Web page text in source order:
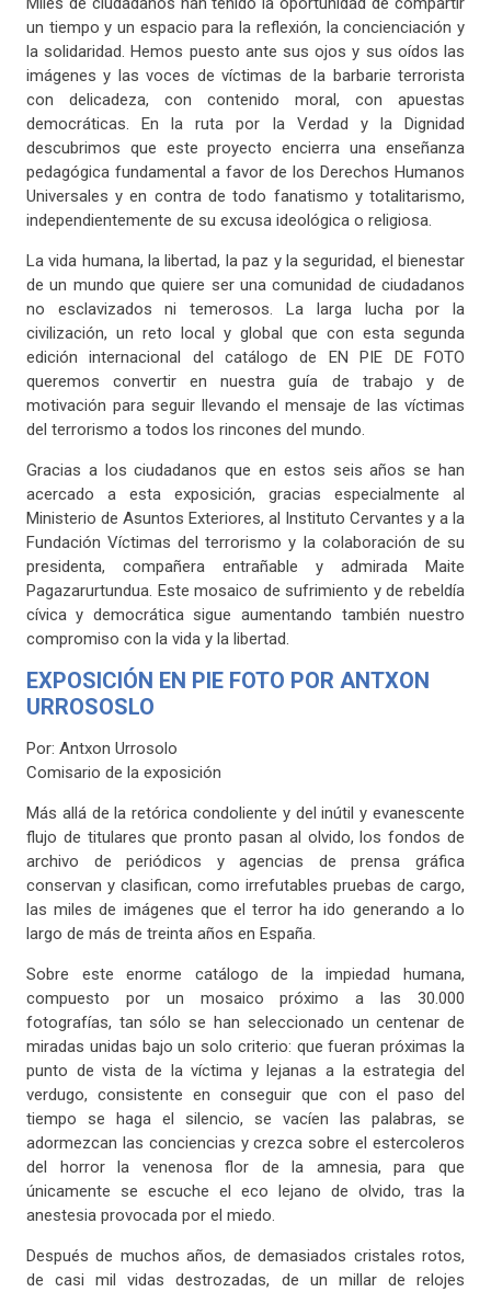
un tiempo y un espacio para la reflexión, la concienciación y
la solidaridad. Hemos puesto ante sus ojos y sus oídos las
imágenes y las voces de víctimas de la barbarie terrorista
con delicadeza, con contenido moral, con apuestas
democráticas. En la ruta por la Verdad y la Dignidad
descubrimos que este proyecto encierra una enseñanza
pedagógica fundamental a favor de los Derechos Humanos
Universales y en contra de todo fanatismo y totalitarismo,
independientemente de su excusa ideológica o religiosa.
La vida humana, la libertad, la paz y la seguridad, el bienestar
de un mundo que quiere ser una comunidad de ciudadanos
no esclavizados ni temerosos. La larga lucha por la
civilización, un reto local y global que con esta segunda
edición internacional del catálogo de EN PIE DE FOTO
queremos convertir en nuestra guía de trabajo y de
motivación para seguir llevando el mensaje de las víctimas
del terrorismo a todos los rincones del mundo.
Gracias a los ciudadanos que en estos seis años se han
acercado a esta exposición, gracias especialmente al
Ministerio de Asuntos Exteriores, al Instituto Cervantes y a la
Fundación Víctimas del terrorismo y la colaboración de su
presidenta, compañera entrañable y admirada Maite
Pagazarurtundua. Este mosaico de sufrimiento y de rebeldía
cívica y democrática sigue aumentando también nuestro
compromiso con la vida y la libertad.
EXPOSICIÓN EN PIE FOTO POR ANTXON
URROSOSLO
Por: Antxon Urrosolo
Comisario de la exposición
Más allá de la retórica condoliente y del inútil y evanescente
flujo de titulares que pronto pasan al olvido, los fondos de
archivo de periódicos y agencias de prensa gráfica
conservan y clasifican, como irrefutables pruebas de cargo,
las miles de imágenes que el terror ha ido generando a lo
largo de más de treinta años en España.
Sobre este enorme catálogo de la impiedad humana,
compuesto por un mosaico próximo a las 30.000
fotografías, tan sólo se han seleccionado un centenar de
miradas unidas bajo un solo criterio: que fueran próximas la
punto de vista de la víctima y lejanas a la estrategia del
verdugo, consistente en conseguir que con el paso del
tiempo se haga el silencio, se vacíen las palabras, se
adormezcan las conciencias y crezca sobre el estercoleros
del horror la venenosa flor de la amnesia, para que
únicamente se escuche el eco lejano de olvido, tras la
anestesia provocada por el miedo.
Después de muchos años, de demasiados cristales rotos,
de casi mil vidas destrozadas, de un millar de relojes